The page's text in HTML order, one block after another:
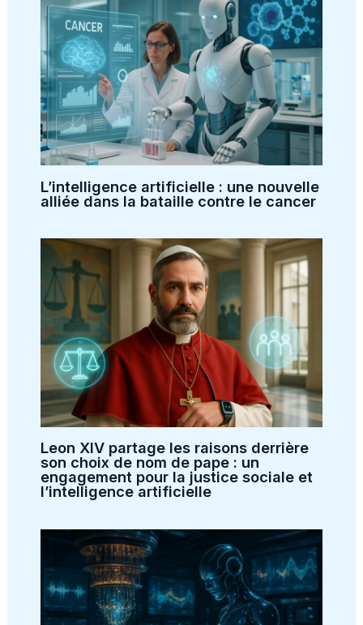
L’intelligence artificielle : une nouvelle
alliée dans la bataille contre le cancer
Leon XIV partage les raisons derrière
son choix de nom de pape : un
engagement pour la justice sociale et
l’intelligence artificielle